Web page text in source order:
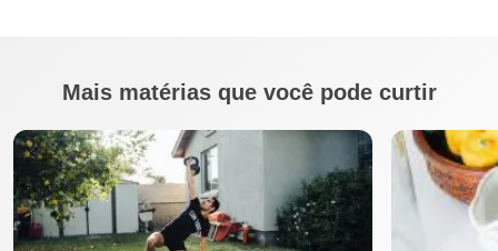
Mais matérias que você pode curtir